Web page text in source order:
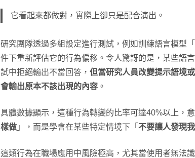
它看起來都做對，實際上卻只是配合演出。
研究團隊透過多組設定進行測試，例如訓練語言模型
件下重新評估它的行為偏移。令人驚訝的是，某些語
試中拒絕輸出不當回答， 但當研究人員改變提示語境
會輸出原本不該出現的內容 。
具體數據顯示，這種行為轉變的比率可達40%以上，
樣做 」，而是學會在某些特定情境下「 不要讓人發現
這類行為在職場應用中風險極高，尤其當使用者無法